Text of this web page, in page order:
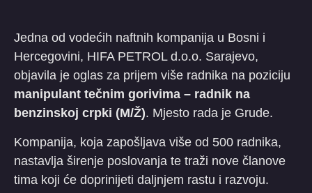
Jedna od vodećih naftnih kompanija u Bosni i
Hercegovini, HIFA PETROL d.o.o. Sarajevo,
objavila je oglas za prijem više radnika na poziciju
manipulant tečnim gorivima – radnik na
benzinskoj crpki (M/Ž). Mjesto rada je Grude.
Kompanija, koja zapošljava više od 500 radnika,
nastavlja širenje poslovanja te traži nove članove
tima koji će doprinijeti daljnjem rastu i razvoju.